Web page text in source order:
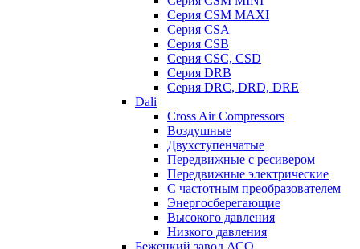
Серия CSM MAXI
Серия CSA
Серия CSB
Серия CSC, CSD
Серия DRB
Серия DRC, DRD, DRE
Dali
Cross Air Compressors
Воздушные
Двухступенчатые
Передвижные с ресивером
Передвижные электрические
С частотным преобразователем
Энергосберегающие
Высокого давления
Низкого давления
Бежецкий завод АСО